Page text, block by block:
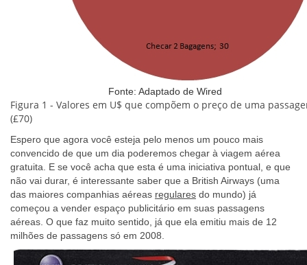
Fonte: Adaptado de Wired
Figura 1 - Valores em U$ que compõem o preço de uma
(£70)
Espero que agora você esteja pelo menos um pouco mais
convencido de que um dia poderemos chegar à viagem aérea
gratuita. E se você acha que esta é uma iniciativa pontual, e que
não vai durar, é interessante saber que a British Airways (uma
das maiores companhias aéreas regulares do mundo) já
começou a vender espaço publicitário em suas passagens
aéreas. O que faz muito sentido, já que ela emitiu mais de 12
milhões de passagens só em 2008.